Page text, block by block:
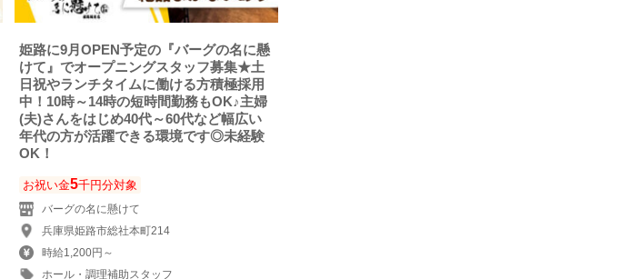
姫路に9月OPEN予定の『バーグの名に懸
けて』でオープニングスタッフ募集★土
日祝やランチタイムに働ける方積極採用
中！10時～14時の短時間勤務もOK♪主婦
(夫)さんをはじめ40代～60代など幅広い
年代の方が活躍できる環境です◎未経験
OK！
お祝い金5千円分対象
バーグの名に懸けて
兵庫県姫路市総社本町214
時給1,200円～
ホール・調理補助スタッフ